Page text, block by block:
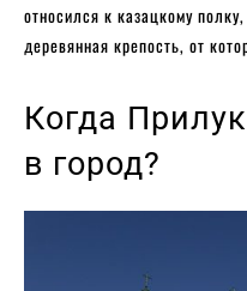
относился к казацкому
деревянная крепость, от
Когда
в город?